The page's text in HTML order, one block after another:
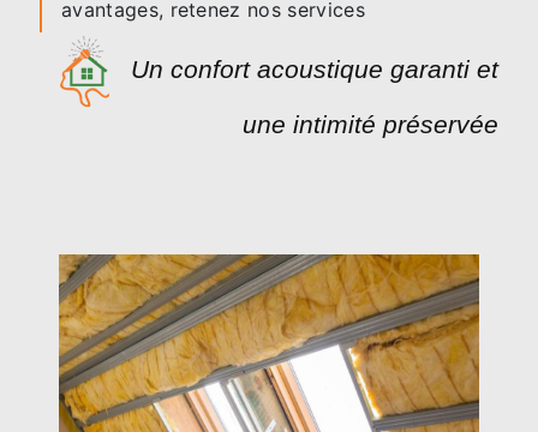
avantages, retenez nos services
Un confort acoustique garanti et
une intimité préservée